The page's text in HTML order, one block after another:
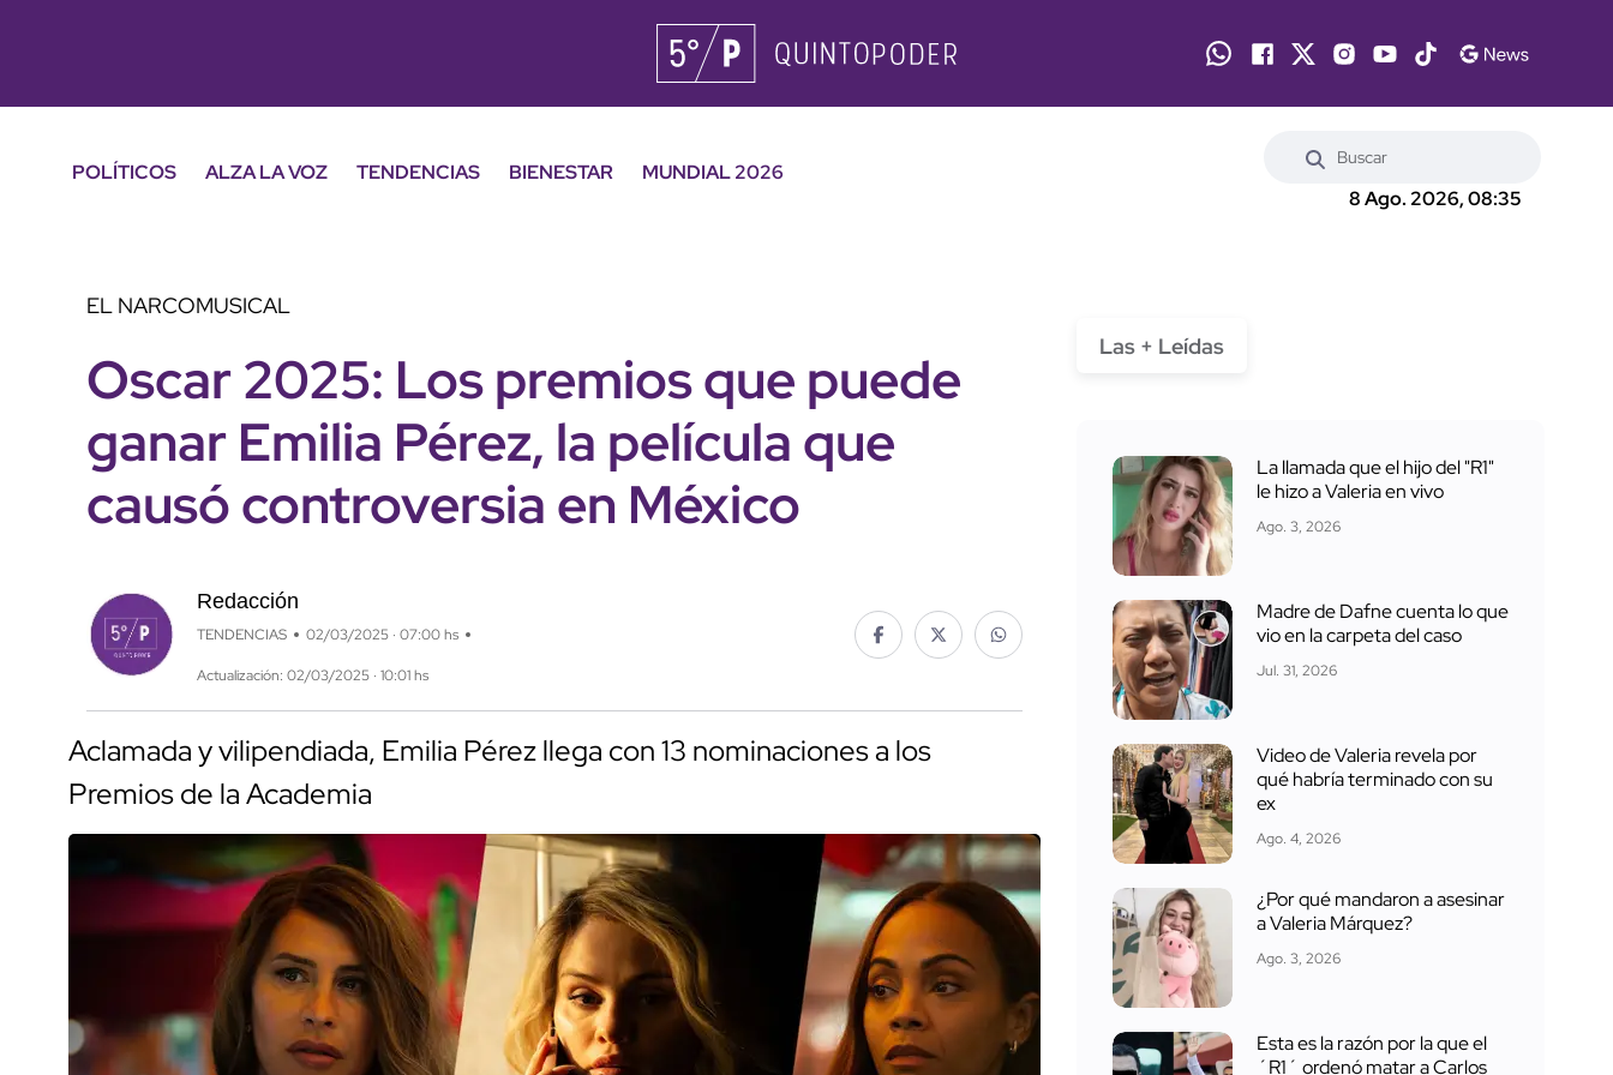
POLÍTICOS ALZA LA VOZ TENDENCIAS BIENESTAR
MUNDIAL 2026
8 Ago. 2026, 08:35
EL NARCOMUSICAL
Oscar 2025: Los premios que puede
ganar Emilia Pérez, la película que
causó controversia en México
Redacción
TENDENCIAS 02/03/2025 · 07:00 hs
Actualización: 02/03/2025 · 10:01 hs
Aclamada y vilipendiada, Emilia Pérez llega con 13 nominaciones a los
Premios de la Academia
Las + Leídas
La llamada que el hijo del "R1"
le hizo a Valeria en vivo
Ago. 3, 2026
Madre de Dafne cuenta lo que
vio en la carpeta del caso
Jul. 31, 2026
Video de Valeria revela por
qué habría terminado con su
ex
Ago. 4, 2026
¿Por qué mandaron a asesinar
a Valeria Márquez?
Ago. 3, 2026
Esta es la razón por la que el
´R1´ ordenó matar a Carlos